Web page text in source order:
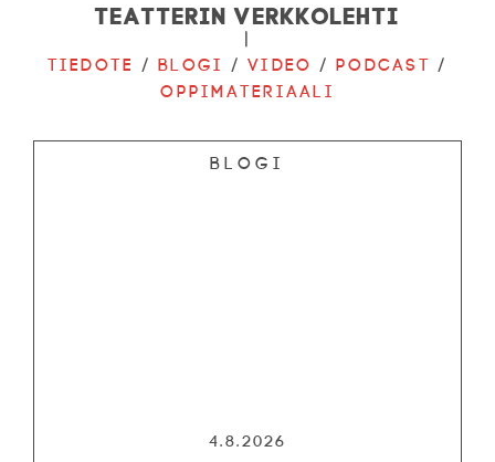
Teatterin verkkolehti
|
Tiedote /Blogi /Video /Podcast /
Oppimateriaali
Blogi
4.8.2026